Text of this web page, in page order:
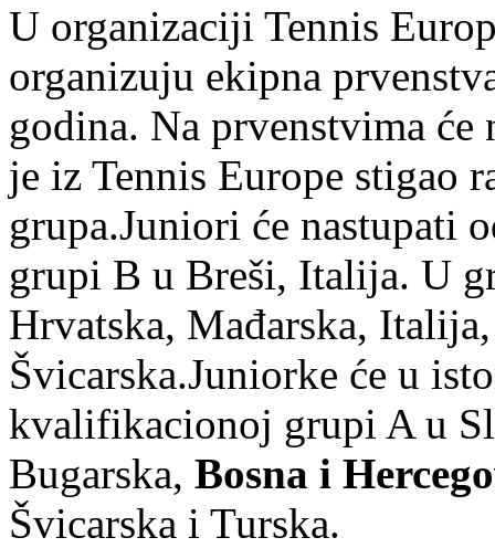
U organizaciji Tennis
organizuju ekipna
godina. Na prvenstvima će
je iz Tennis Europe stigao
grupa.Juniori će nastupati
grupi B u Breši, Italija. U
Hrvatska, Mađarska,
Švicarska.Juniorke će u
kvalifikacionoj grupi A u
Bugarska, Bosna i
Švicarska i Turska.